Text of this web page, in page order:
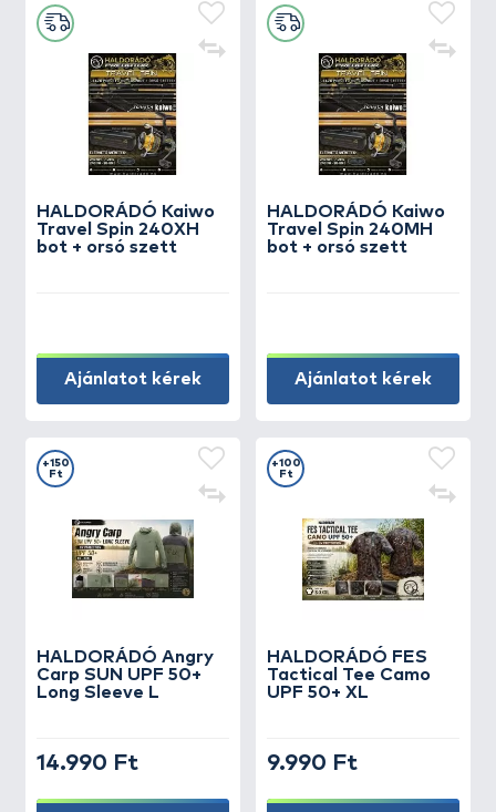
HALDORÁDÓ Kaiwo
Travel Spin 240XH
bot + orsó szett
Ajánlatot kérek
HALDORÁDÓ Kaiwo
Travel Spin 240MH
bot + orsó szett
Ajánlatot kérek
HALDORÁDÓ Angry
Carp SUN UPF 50+
Long Sleeve L
+150
Ft
14.990 Ft
HALDORÁDÓ FES
Tactical Tee Camo
UPF 50+ XL
+100
Ft
9.990 Ft